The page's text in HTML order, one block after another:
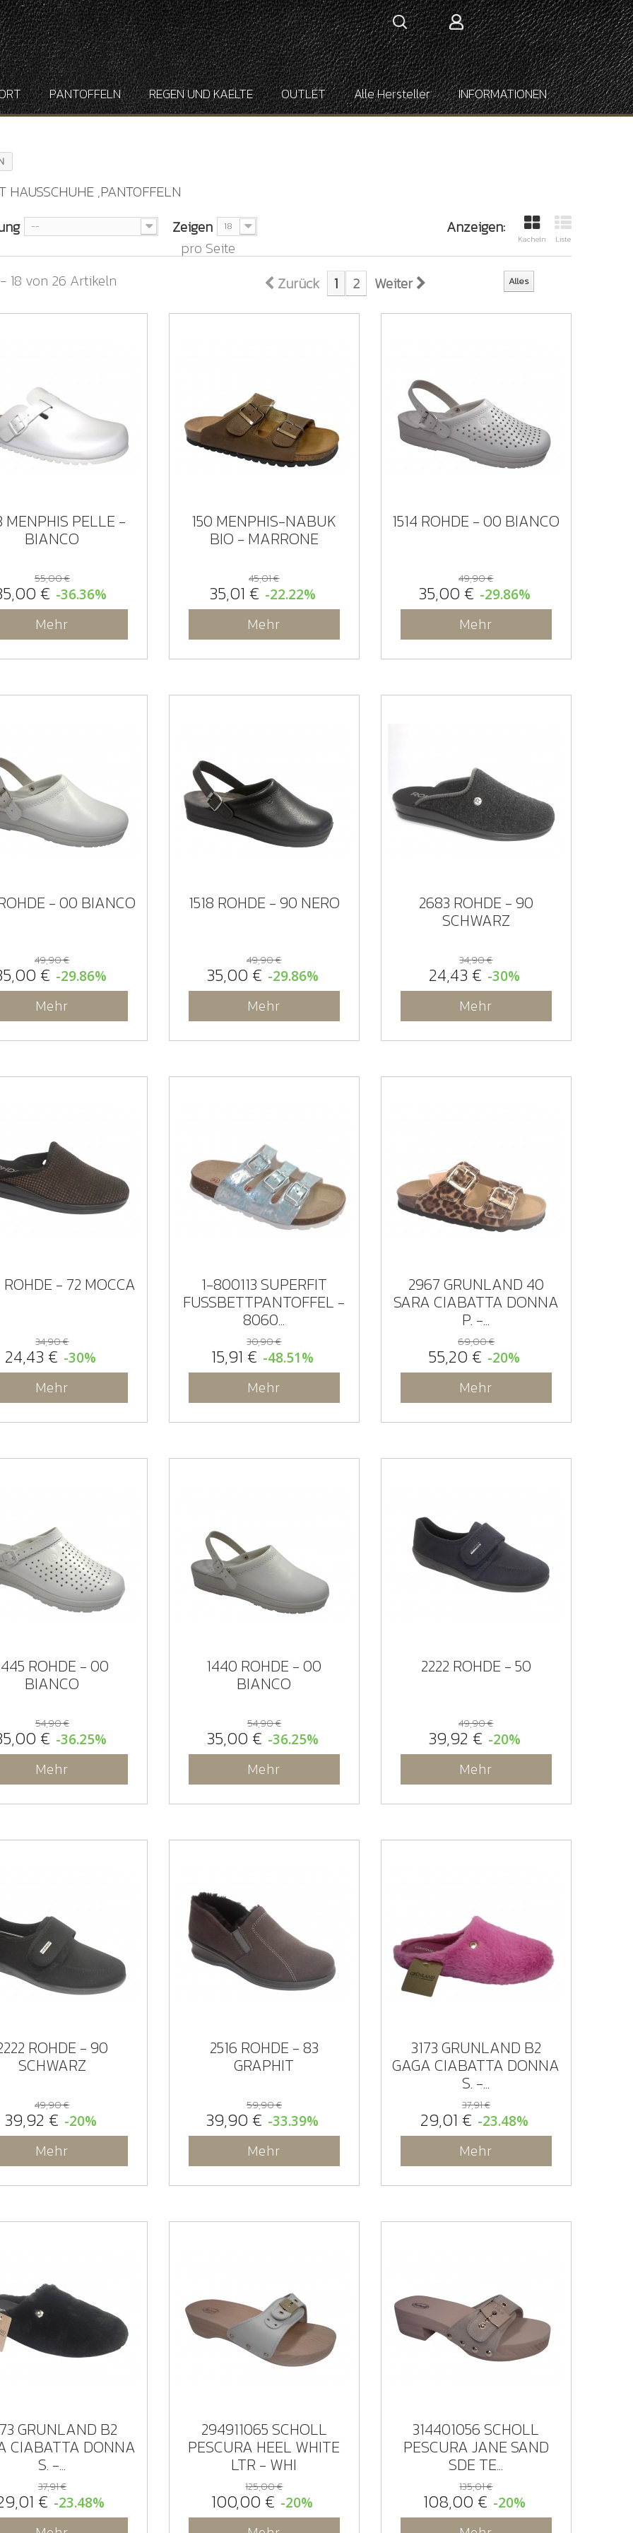
PANTOFFELN REGEN UND KAELTE OUTLET Alle Hersteller INFORMATIONEN
HAUSSCHUHE ,PANTOFFELN
Anzeigen:
Kacheln Liste
-- Zeigen 18
pro Seite
Alles
Zurück 1 2 Weiter
18 von 26 Artikeln
MENPHIS PELLE -
BIANCO
€
55,00 €
-36.36%
Mehr
150 MENPHIS-NABUK
BIO - MARRONE
35,01 €
45,01 €
-22.22%
Mehr
1514 ROHDE - 00 BIANCO
35,00 €
49,90 €
-29.86%
Mehr
- 00 BIANCO
€
49,90 €
-29.86%
Mehr
1518 ROHDE - 90 NERO
35,00 €
49,90 €
-29.86%
Mehr
2683 ROHDE - 90
SCHWARZ
24,43 €
34,90 €
-30%
Mehr
- 72 MOCCA
24,43 €
34,90 €
-30%
Mehr
1-800113 SUPERFIT
FUSSBETTPANTOFFEL -
8060...
15,91 €
30,90 €
-48.51%
Mehr
2967 GRUNLAND 40
SARA CIABATTA DONNA
P. -...
55,20 €
69,00 €
-20%
Mehr
ROHDE - 00
BIANCO
€
54,90 €
-36.25%
Mehr
1440 ROHDE - 00
BIANCO
35,00 €
54,90 €
-36.25%
Mehr
2222 ROHDE - 50
39,92 €
49,90 €
-20%
Mehr
ROHDE - 90
SCHWARZ
39,92 €
49,90 €
-20%
Mehr
2516 ROHDE - 83
GRAPHIT
39,90 €
59,90 €
-33.39%
Mehr
3173 GRUNLAND B2
GAGA CIABATTA DONNA
S. -...
29,01 €
37,91 €
-23.48%
Mehr
GRUNLAND B2
CIABATTA DONNA
S. -...
€
37,91 €
-23.48%
294911065 SCHOLL
PESCURA HEEL WHITE
LTR - WHI
100,00 €
125,00 €
-20%
314401056 SCHOLL
PESCURA JANE SAND
SDE TE...
108,00 €
135,01 €
-20%